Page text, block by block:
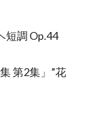
短調 Op.44
第2集」”花